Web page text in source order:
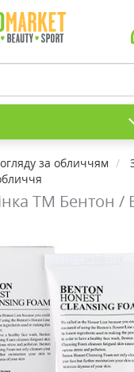
за обличчям
ТМ Бентон /